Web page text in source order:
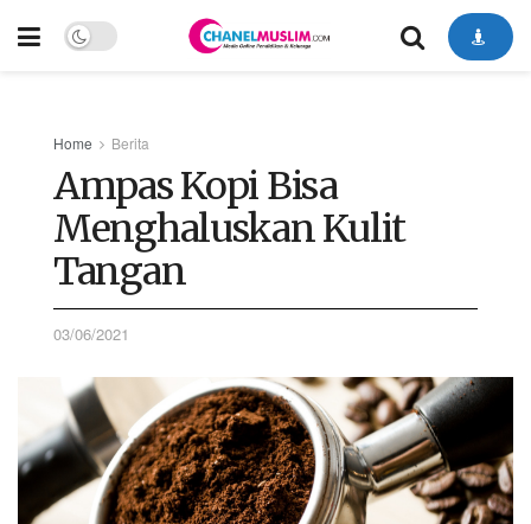
Home Berita
Ampas Kopi Bisa
Menghaluskan Kulit
Tangan
03/06/2021